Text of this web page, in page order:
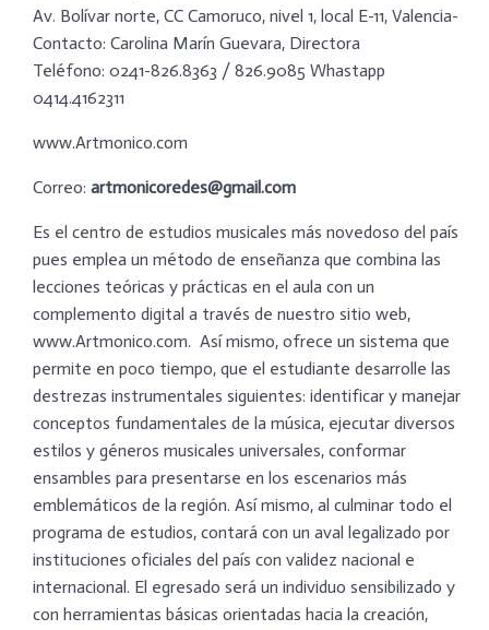
Av. Bolívar norte, CC Camoruco, nivel 1, local E-11, Valencia-
Contacto: Carolina Marín Guevara, Directora
Teléfono: 0241-826.8363 / 826.9085 Whastapp
0414.4162311
www.Artmonico.com
Correo: artmonicoredes@gmail.com
Es el centro de estudios musicales más novedoso del país
pues emplea un método de enseñanza que combina las
lecciones teóricas y prácticas en el aula con un
complemento digital a través de nuestro sitio web,
www.Artmonico.com. Así mismo, ofrece un sistema que
permite en poco tiempo, que el estudiante desarrolle las
destrezas instrumentales siguientes: identificar y manejar
conceptos fundamentales de la música, ejecutar diversos
estilos y géneros musicales universales, conformar
ensambles para presentarse en los escenarios más
emblemáticos de la región. Así mismo, al culminar todo el
programa de estudios, contará con un aval legalizado por
instituciones oficiales del país con validez nacional e
internacional. El egresado será un individuo sensibilizado y
con herramientas básicas orientadas hacia la creación,